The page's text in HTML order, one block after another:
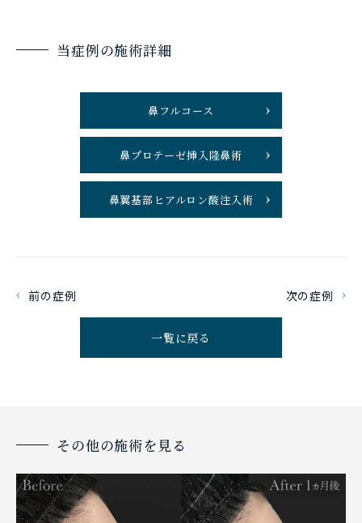
当症例の施術詳細
鼻フルコース
鼻プロテーゼ挿入隆鼻術
鼻翼基部ヒアルロン酸注入術
前の症例 次の症例
一覧に戻る
その他の施術を見る